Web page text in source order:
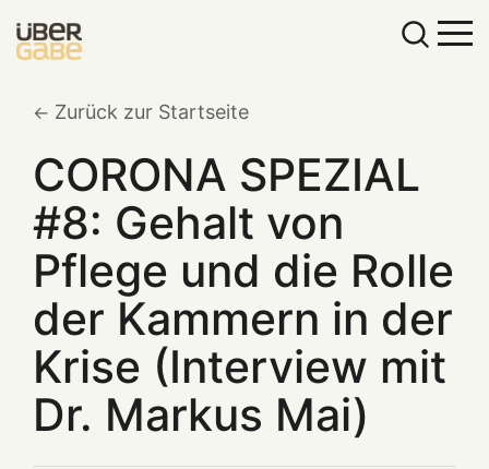
Zurück zur Startseite
CORONA SPEZIAL
#8: Gehalt von
Pflege und die Rolle
der Kammern in der
Krise (Interview mit
Dr. Markus Mai)